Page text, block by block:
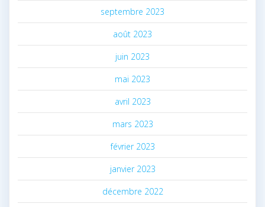
septembre 2023
août 2023
juin 2023
mai 2023
avril 2023
mars 2023
février 2023
janvier 2023
décembre 2022